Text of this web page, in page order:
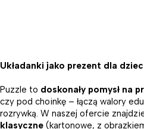
Układanki jako prezent dla
Puzzle to doskonały pomysł na
czy pod choinkę – łączą walory
rozrywką. W naszej ofercie
klasyczne (kartonowe, z